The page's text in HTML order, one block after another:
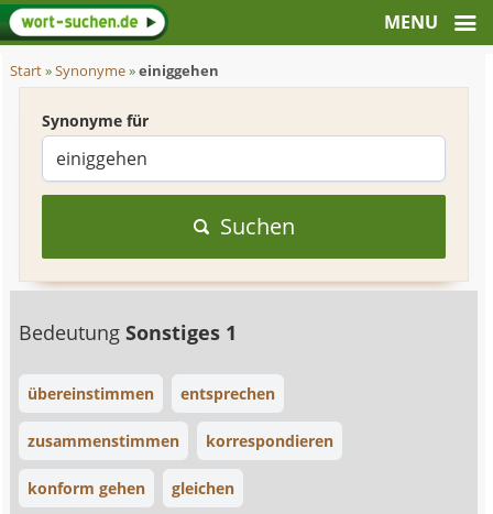
Start»Synonyme»einiggehen
Synonyme für
Suchen
BedeutungSonstiges 1
übereinstimmen entsprechen
zusammenstimmen korrespondieren
konform gehen gleichen